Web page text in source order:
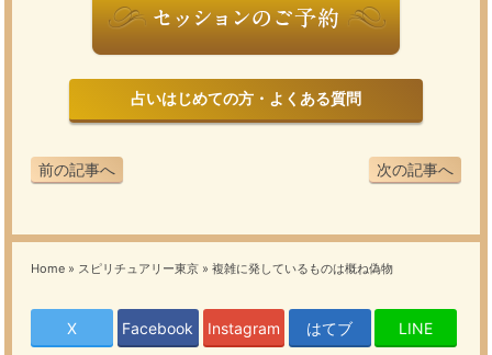
占いはじめての方・よくある質問
次の記事へ
前の記事へ
Home » スピリチュアリー東京 » 複雑に発しているものは概ね偽物
X Facebook Instagram はてブ LINE